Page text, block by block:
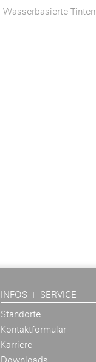
Wasserbasierte Tinten
INFOS + SERVICE
Standorte
Kontaktformular
Karriere